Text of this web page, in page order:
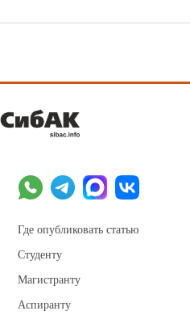
Где опубликовать статью
Студенту
Магистранту
Аспиранту